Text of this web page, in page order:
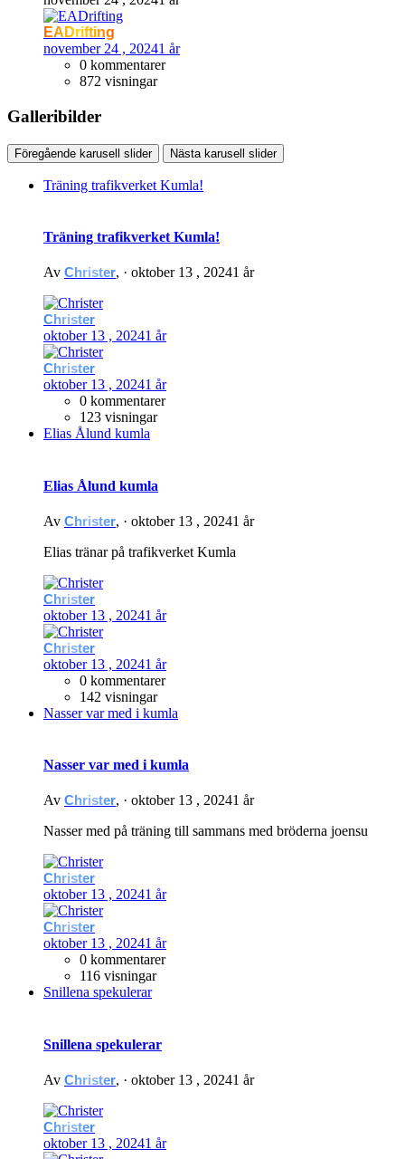
EADrifting
november 24 , 20241 år
0 kommentarer
872 visningar
Galleribilder
Föregående karusell slider Nästa karusell slider
Träning trafikverket Kumla!
Träning trafikverket Kumla!
Av Christer, · oktober 13 , 20241 år
Christer
oktober 13 , 20241 år
Christer
oktober 13 , 20241 år
0 kommentarer
123 visningar
Elias Ålund kumla
Elias Ålund kumla
Av Christer, · oktober 13 , 20241 år
Elias tränar på trafikverket Kumla
Christer
oktober 13 , 20241 år
Christer
oktober 13 , 20241 år
0 kommentarer
142 visningar
Nasser var med i kumla
Nasser var med i kumla
Av Christer, · oktober 13 , 20241 år
Nasser med på träning till sammans med bröderna joensu
Christer
oktober 13 , 20241 år
Christer
oktober 13 , 20241 år
0 kommentarer
116 visningar
Snillena spekulerar
Snillena spekulerar
Av Christer, · oktober 13 , 20241 år
Christer
oktober 13 , 20241 år